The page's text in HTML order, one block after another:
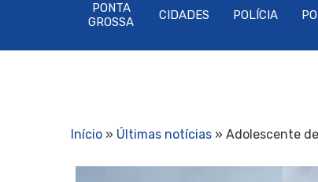
PONTA
GROSSA
CIDADES POLÍCIA
Início » Últimas notícias » Adolescente